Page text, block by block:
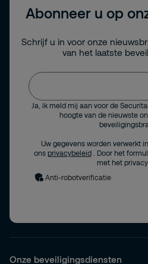
Abonneer u op
Schrijf u in voor onze
van het laatste
Ja, ik meld mij aan voor de
hoogte van de nieuwste
Uw gegevens worden verwerkt
ons privacybeleid
. Door het
met het
Anti-robotverificatie
Onze beveiligingsdiensten